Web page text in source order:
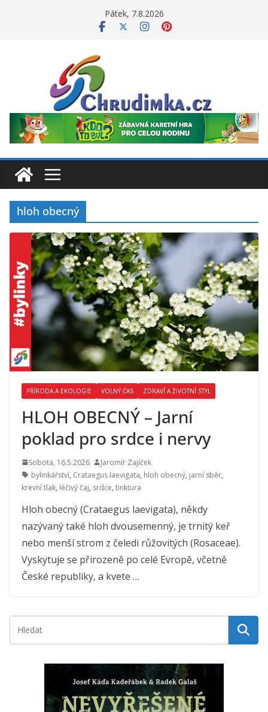
Pátek, 7.8.2026
hloh obecný
PŘÍRODA A EKOLOGIE VOLNÝ ČAS ZDRAVÍ A ŽIVOTNÍ STYL
HLOH OBECNÝ – Jarní
poklad pro srdce i nervy
Sobota, 16.5.2026
Jaromír Zajíček
bylinkářství, Crataegus laevigata, hloh obecný, jarní sběr,
krevní tlak, léčivý čaj, srdce, tinktura
Hloh obecný (Crataegus laevigata), někdy
nazývaný také hloh dvousemenný, je trnitý keř
nebo menší strom z čeledi růžovitých (Rosaceae).
Vyskytuje se přirozeně po celé Evropě, včetně
České republiky, a kvete …